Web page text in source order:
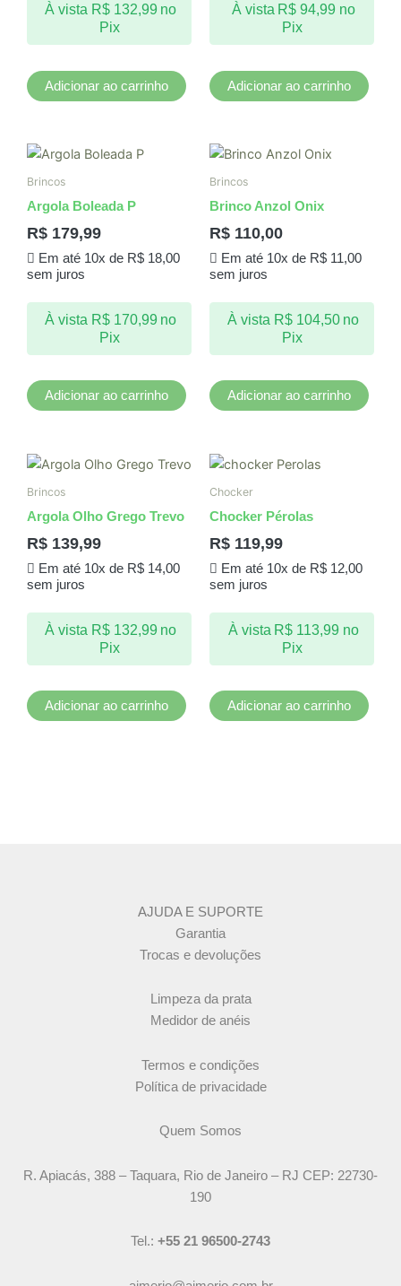
À vista R$132,99 no
Pix
Adicionar ao carrinho
À vista R$ 94,99 no
Pix
Adicionar ao carrinho
Brincos
Argola Boleada P
R$ 179,99
Em até 10x de R$18,00
sem juros
À vista R$170,99 no
Pix
Adicionar ao carrinho
Brincos
Brinco Anzol Onix
R$ 110,00
Em até 10x de R$11,00
sem juros
À vista R$104,50 no
Pix
Adicionar ao carrinho
Brincos
Argola Olho Grego Trevo
R$ 139,99
Em até 10x de R$14,00
sem juros
À vista R$132,99 no
Pix
Adicionar ao carrinho
Chocker
Chocker Pérolas
R$ 119,99
Em até 10x de R$12,00
sem juros
À vista R$ 113,99 no
Pix
Adicionar ao carrinho
AJUDA E SUPORTE
Garantia
Trocas e devoluções
Limpeza da prata
Medidor de anéis
Termos e condições
Política de privacidade
Quem Somos
R. Apiacás, 388 – Taquara, Rio de Janeiro – RJ CEP: 22730-
190
Tel.: +55 21 96500-2743